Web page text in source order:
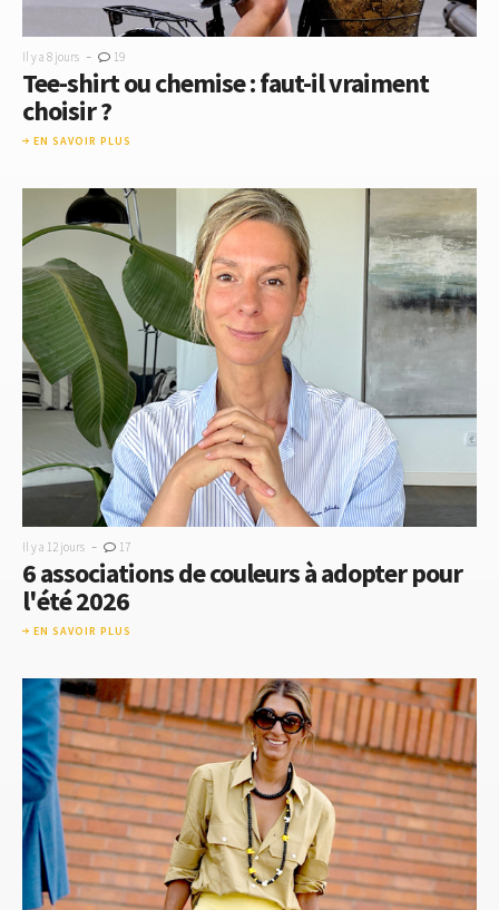
Il y a 8 jours - 19
Tee-shirt ou chemise : faut-il vraiment
choisir ?
EN SAVOIR PLUS
Il y a 12 jours - 17
6 associations de couleurs à adopter pour
l'été 2026
EN SAVOIR PLUS